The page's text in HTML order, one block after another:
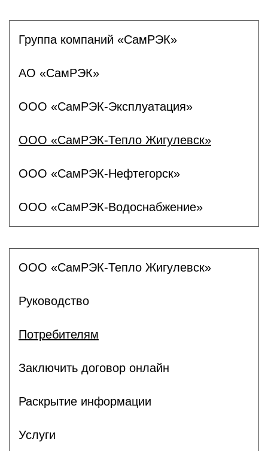
Группа компаний «СамРЭК»
АО «СамРЭК»
ООО «СамРЭК-Эксплуатация»
ООО «СамРЭК-Тепло Жигулевск»
ООО «СамРЭК-Нефтегорск»
ООО «СамРЭК-Водоснабжение»
ООО «СамРЭК-Тепло Жигулевск»
Руководство
Потребителям
Заключить договор онлайн
Раскрытие информации
Услуги